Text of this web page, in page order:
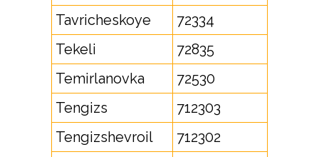
Tavricheskoye
72334
Tekeli
72835
Temirlanovka
72530
Tengizs
712303
Tengizshevroil
712302